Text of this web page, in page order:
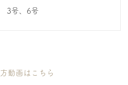
3号、6号
動画はこちら